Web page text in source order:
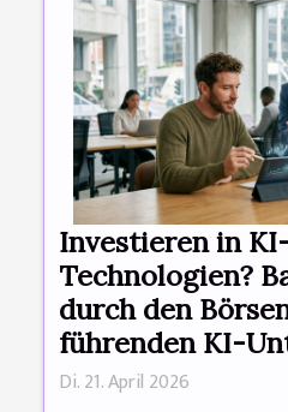
Investieren in
Technologien?
durch den
führenden KI-
Di. 21. April 2026